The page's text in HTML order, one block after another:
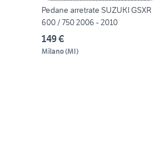
Pedane arretrate SUZUKI GSXR
600 / 750 2006 - 2010
149 €
Milano(MI)